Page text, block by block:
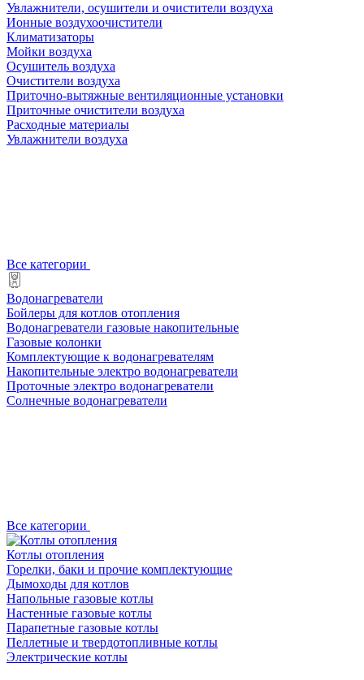
Увлажнители, осушители и очистители воздуха
Ионные воздухоочистители
Климатизаторы
Мойки воздуха
Осушитель воздуха
Очистители воздуха
Приточно-вытяжные вентиляционные установки
Приточные очистители воздуха
Расходные материалы
Увлажнители воздуха
Все категории
Водонагреватели
Бойлеры для котлов отопления
Водонагреватели газовые накопительные
Газовые колонки
Комплектующие к водонагревателям
Накопительные электро водонагреватели
Проточные электро водонагреватели
Солнечные водонагреватели
Все категории
Котлы отопления
Горелки, баки и прочие комплектующие
Дымоходы для котлов
Напольные газовые котлы
Настенные газовые котлы
Парапетные газовые котлы
Пеллетные и твердотопливные котлы
Электрические котлы